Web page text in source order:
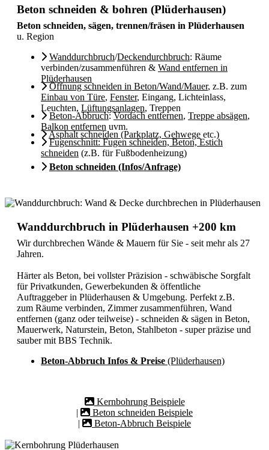
Beton schneiden & bohren (Plüderhausen)
Beton schneiden, sägen, trennen/fräsen in Plüderhausen
u. Region
Wanddurchbruch/Deckendurchbruch: Räume
verbinden/zusammenführen & Wand entfernen in
Plüderhausen
Öffnung schneiden in Beton/Wand/Mauer, z.B. zum
Einbau von Türe, Fenster, Eingang, Lichteinlass,
Leuchten, Lüftungsanlagen, Treppen
Beton-Abbruch:Vordach entfernen, Treppe absägen,
Balkon entfernen uvm.
Asphalt schneiden (Parkplatz, Gehwege etc.)
Fugenschnitt: Fugen schneiden, Beton, Estich
schneiden (z.B. für Fußbodenheizung)
Beton schneiden (Infos/Anfrage)
Wanddurchbruch in Plüderhausen +200 km
Wir durchbrechen Wände & Mauern für Sie - seit mehr als 27
Jahren.
Härter als Beton, bei vollster Präzision - schwäbische Sorgfalt
für Privatkunden, Gewerbekunden & öffentliche
Auftraggeber in Plüderhausen & Umgebung. Perfekt z.B.
zum Räume verbinden, Zimmer zusammenführen, Wand
entfernen (ganz oder teilweise) - schneiden & sägen in Beton,
Mauerwerk, Naturstein, Beton, Stahlbeton - super präzise und
sauber mit BBS Technik.
Beton-Abbruch Infos & Preise (Plüderhausen)
Kernbohrung Beispiele
|
Beton schneiden Beispiele
|
Beton-Abbruch Beispiele